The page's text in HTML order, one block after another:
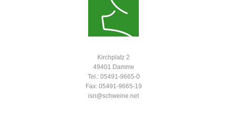
Kirchplatz 2
49401 Damme
Tel.: 05491-9665-0
Fax: 05491-9665-19
isn@schweine.net